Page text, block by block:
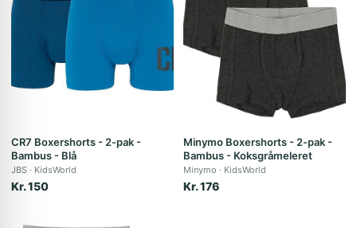
CR7 Boxershorts - 2-pak -
Bambus - Blå
JBS KidsWorld
Kr. 150
Minymo Boxershorts - 2-pak -
Bambus - Koksgråmeleret
Minymo KidsWorld
Kr. 176